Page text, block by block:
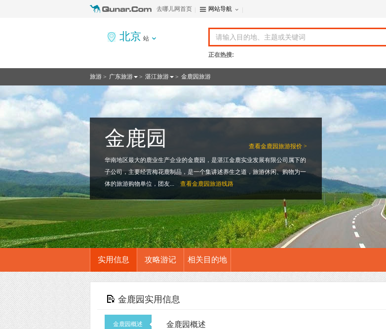
去哪儿网首页 网站导航
北京 站
正在热搜:
旅游 > 广东旅游 > 湛江旅游 > 金鹿园旅游
查看金鹿园旅游报价 >
金鹿园
华南地区最大的鹿业生产企业的金鹿园，是湛江金鹿实业发展有限公司属下的
子公司，主要经营梅花鹿制品，是一个集讲述养生之道，旅游休闲、购物为一
体的旅游购物单位，团友...
查看金鹿园旅游线路
实用信息 攻略游记 相关目的地
金鹿园实用信息
金鹿园概述 金鹿园概述